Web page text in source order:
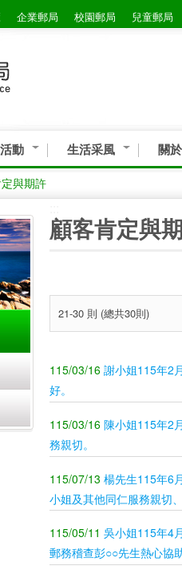
企業郵局 校園郵局 兒童郵局
動 生活采風 關
與期許
顧客肯定與
21-30 則 (總共30則)
115/03/16 謝小姐115年2
好。
115/03/16 陳小姐115年2
務親切。
115/07/13 楊先生115年6
小姐及其他同仁服務親切
115/05/11 吳小姐115年4
郵務稽查彭○○先生熱心協